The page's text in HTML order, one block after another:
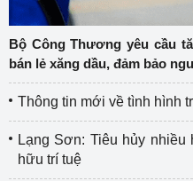
Bộ Công Thương yêu cầu
bán lẻ xăng dầu, đảm bảo
Thông tin mới về tình hình
Lạng Sơn: Tiêu hủy nhiều
hữu trí tuệ